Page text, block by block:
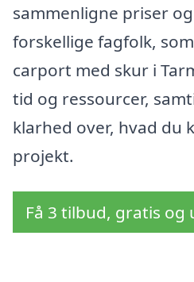
sammenligne priser
forskellige fagfolk,
carport med skur i
tid og ressourcer,
klarhed over, hvad du
projekt.
Få 3 tilbud, gratis